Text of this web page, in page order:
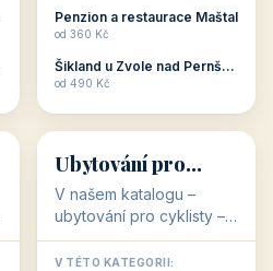
Penzion a restaurace Maštal
od 360 Kč
Šikland u Zvole nad Pernštejnem
od 490 Kč
🚴
🚴
32 objektů
Ubytování pro
cyklisty
V našem katalogu –
ubytování pro cyklisty –
jsou pro Vás připraveny
objekty, které jsou na
V TÉTO KATEGORII: